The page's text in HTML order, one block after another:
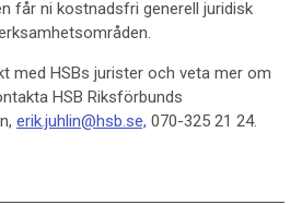
får ni kostnadsfri generell juridisk
med HSBs jurister och veta mer om
HSB Riksförbunds
erik.juhlin@hsb.se, 070-325 21 24.